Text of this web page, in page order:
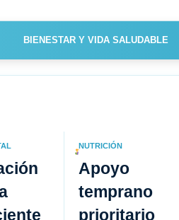
BIENESTAR Y VIDA SALUDABLE
NUTRICIÓN
Apoyo
temprano
prioritario